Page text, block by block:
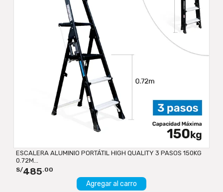
ESCALERA ALUMINIO PORTÁTIL HIGH QUALITY 3 PASOS 150KG
0.72M...
S/485.00
Agregar al carro